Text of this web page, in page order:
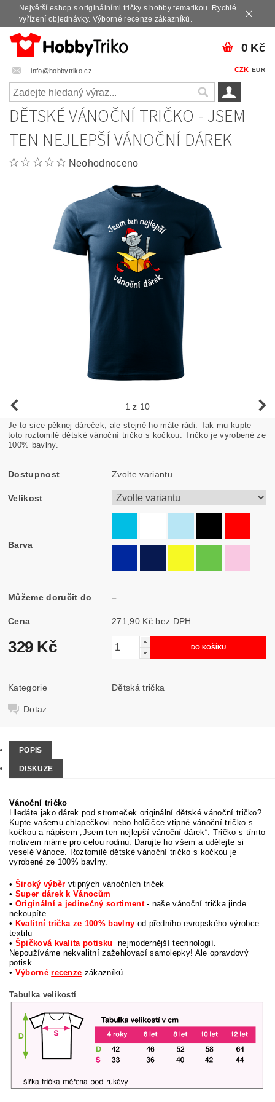
Největší eshop s originálními tričky s hobby tematikou. Rychlé
vyřízení objednávky. Výborné recenze zákazníků.
info@hobbytriko.cz CZK EUR
0 Kč
DĚTSKÉ VÁNOČNÍ TRIČKO - JSEM
TEN NEJLEPŠÍ VÁNOČNÍ DÁREK
Neohodnoceno
1 z 10
Je to sice pěknej dáreček, ale stejně ho máte rádi. Tak mu kupte
toto roztomilé dětské vánoční tričko s kočkou. Tričko je vyrobené ze
100% bavlny.
Dostupnost Zvolte variantu
Velikost
Barva
Můžeme doručit do –
Cena 271,90 Kč bez DPH
329 Kč
Kategorie Dětská trička
Dotaz
POPIS
DISKUZE
Vánoční tričko
Hledáte jako dárek pod stromeček originální dětské vánoční tričko?
Kupte vašemu chlapečkovi nebo holčičce vtipné vánoční tričko s
kočkou a nápisem„Jsem ten nejlepší vánoční dárek“. Tričko s tímto
motivem máme pro celou rodinu. Darujte ho všem a udělejte si
veselé Vánoce. Roztomilé dětské vánoční tričko s kočkou je
vyrobené ze 100% bavlny.
• Široký výběr vtipných vánočních triček
• Super dárek k Vánocům
• Originální a jedinečný sortiment- naše vánoční trička jinde
nekoupíte
• Kvalitní trička ze 100% bavlny od předního evropského výrobce
textilu
• Špičková kvalita potisku
nejmodernější technologií.
Nepoužíváme nekvalitní zažehlovací samolepky! Ale opravdový
potisk.
• Výbornérecenze zákazníků
Tabulka velikostí